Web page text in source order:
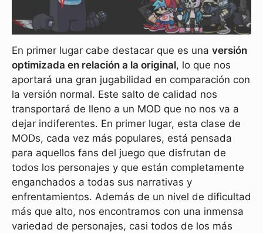
En primer lugar cabe destacar que es una versión
optimizada en relación a la original, lo que nos
aportará una gran jugabilidad en comparación con
la versión normal. Este salto de calidad nos
transportará de lleno a un MOD que no nos va a
dejar indiferentes. En primer lugar, esta clase de
MODs, cada vez más populares, está pensada
para aquellos fans del juego que disfrutan de
todos los personajes y que están completamente
enganchados a todas sus narrativas y
enfrentamientos. Además de un nivel de dificultad
más que alto, nos encontramos con una inmensa
variedad de personajes, casi todos de los más